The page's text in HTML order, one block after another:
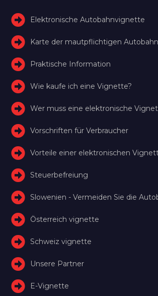
Elektronische Autobahnvignette
Karte der mautpflichtigen
Praktische Information
Wie kaufe ich eine Vignette?
Wer muss eine elektronische
Vorschriften für Verbraucher
Vorteile einer elektronischen
Steuerbefreiung
Slowenien - Vermeiden Sie die
Österreich vignette
Schweiz vignette
Unsere Partner
E-Vignette